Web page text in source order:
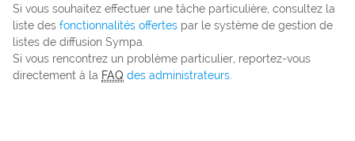
Si vous souhaitez effectuer une tâche particulière, consultez la
liste des fonctionnalités offertes par le système de gestion de
listes de diffusion Sympa.
Si vous rencontrez un problème particulier, reportez-vous
directement à la FAQ des administrateurs.